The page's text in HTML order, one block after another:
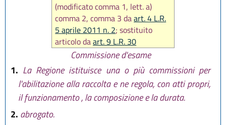
(modificato comma 1, lett. a)
comma 2, comma 3 daart. 4 L.R.
5 aprile 2011 n. 2; sostituito
articolo daart. 9 L.R. 30
settembre 2016, n. 17;
modificato comma 1 e abrogato
comma 2 daart. 26 L.R. 28 luglio
2026, n. 9)
Commissione d'esame
1. La Regione istituisce una o più commissioni per
l'abilitazione alla raccolta e ne regola, con atti propri,
il funzionamento , la composizione e la durata.
2. abrogato.